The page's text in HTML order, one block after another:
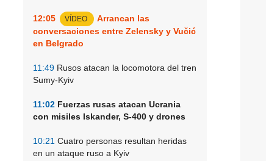
12:05 VÍDEO
Arrancan las
conversaciones entre Zelensky y Vučić
en Belgrado
11:49 Rusos atacan la locomotora del tren
Sumy-Kyiv
11:02 Fuerzas rusas atacan Ucrania
con misiles Iskander, S-400 y drones
10:21 Cuatro personas resultan heridas
en un ataque ruso a Kyiv